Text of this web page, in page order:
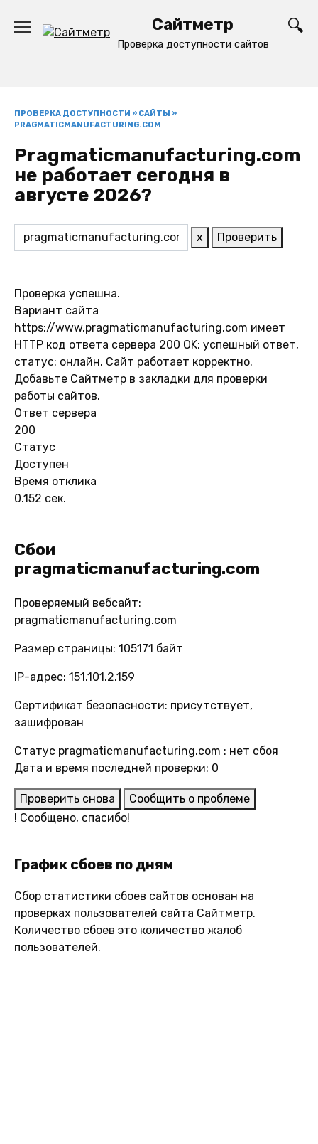
содержанию
Сайтметр
Проверка доступности сайтов
ПРОВЕРКА ДОСТУПНОСТИ » САЙТЫ »
PRAGMATICMANUFACTURING.COM
Pragmaticmanufacturing.com
не работает сегодня в
августе 2026?
x Проверить
Проверка успешна.
Вариант сайта
https://www.pragmaticmanufacturing.com имеет
HTTP код ответа сервера 200 OK: успешный ответ,
статус: онлайн. Сайт работает корректно.
Добавьте Сайтметр в закладки для проверки
работы сайтов.
Ответ сервера
200
Статус
Доступен
Время отклика
0.152 сек.
Сбои
pragmaticmanufacturing.com
Проверяемый вебсайт:
pragmaticmanufacturing.com
Размер страницы: 105171 байт
IP-адрес: 151.101.2.159
Сертификат безопасности: присутствует,
зашифрован
Статус pragmaticmanufacturing.com : нет сбоя
Дата и время последней проверки: 0
Проверить снова
Сообщить о проблеме
! Сообщено, спасибо!
График сбоев по дням
Сбор статистики сбоев сайтов основан на
проверках пользователей сайта Сайтметр.
Количество сбоев это количество жалоб
пользователей.